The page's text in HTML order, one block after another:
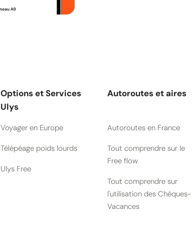
Options et Services
Ulys
Voyager en Europe
Télépéage poids lourds
Ulys Free
Autoroutes et aires
Autoroutes en France
Tout comprendre sur le
Free flow
Tout comprendre sur
l'utilisation des Chèques-
Vacances